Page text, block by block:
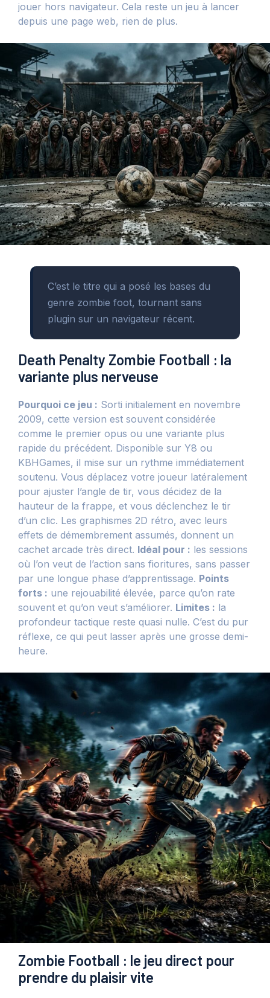
jouer hors navigateur. Cela reste un jeu à lancer
depuis une page web, rien de plus.
C’est le titre qui a posé les bases du
genre zombie foot, tournant sans
plugin sur un navigateur récent.
Death Penalty Zombie Football : la
variante plus nerveuse
Pourquoi ce jeu : Sorti initialement en novembre
2009, cette version est souvent considérée
comme le premier opus ou une variante plus
rapide du précédent. Disponible sur Y8 ou
KBHGames, il mise sur un rythme immédiatement
soutenu. Vous déplacez votre joueur latéralement
pour ajuster l’angle de tir, vous décidez de la
hauteur de la frappe, et vous déclenchez le tir
d’un clic. Les graphismes 2D rétro, avec leurs
effets de démembrement assumés, donnent un
cachet arcade très direct. Idéal pour : les sessions
où l’on veut de l’action sans fioritures, sans passer
par une longue phase d’apprentissage. Points
forts : une rejouabilité élevée, parce qu’on rate
souvent et qu’on veut s’améliorer. Limites : la
profondeur tactique reste quasi nulle. C’est du pur
réflexe, ce qui peut lasser après une grosse demi-
heure.
Zombie Football : le jeu direct pour
prendre du plaisir vite